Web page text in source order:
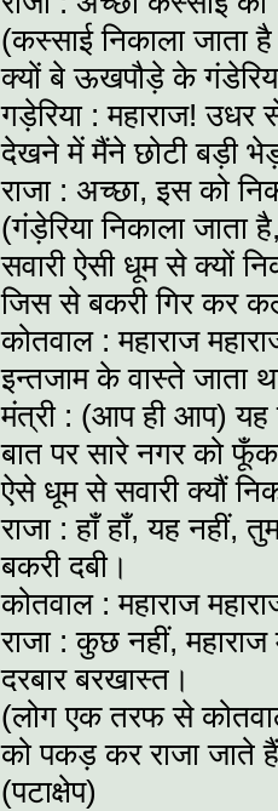
(कस्साई निकाला जाता
क्यों बे ऊखपौड़े के
गड़ेरिया : महाराज!
देखने में मैंने छोटी बड़ी
राजा : अच्छा, इस को
(गंड़ेरिया निकाला
सवारी ऐसी धूम से क्यों
जिस से बकरी गिर कर
कोतवाल : महाराज
इन्तजाम के वास्ते जाता
मंत्री : (आप ही आप)
बात पर सारे नगर को
ऐसे धूम से सवारी क्यौं
राजा : हाँ हाँ, यह नहीं,
बकरी दबी।
कोतवाल : महाराज
राजा : कुछ नहीं,
दरबार बरखास्त।
(लोग एक तरफ से
को पकड़ कर राजा जाते
(पटाक्षेप)